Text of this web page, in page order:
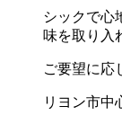
シックで心
味を取り入
ご要望に応
リヨン市中